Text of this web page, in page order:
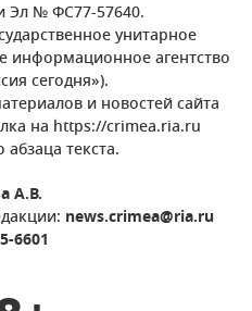
Эл № ФС77-57640.
унитарное
информационное агентство
сегодня»).
и новостей сайта
на https://crimea.ria.ru
текста.
А.В.
news.crimea@ria.ru
6601